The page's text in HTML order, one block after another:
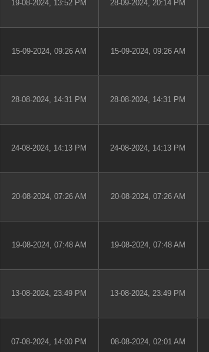
19-08-2024, 13:52 PM 28-09-2024, 20:14 PM
15-09-2024, 09:26 AM 15-09-2024, 09:26 AM
28-08-2024, 14:31 PM 28-08-2024, 14:31 PM
24-08-2024, 14:13 PM 24-08-2024, 14:13 PM
20-08-2024, 07:26 AM 20-08-2024, 07:26 AM
19-08-2024, 07:48 AM 19-08-2024, 07:48 AM
13-08-2024, 23:49 PM 13-08-2024, 23:49 PM
07-08-2024, 14:00 PM 08-08-2024, 02:01 AM